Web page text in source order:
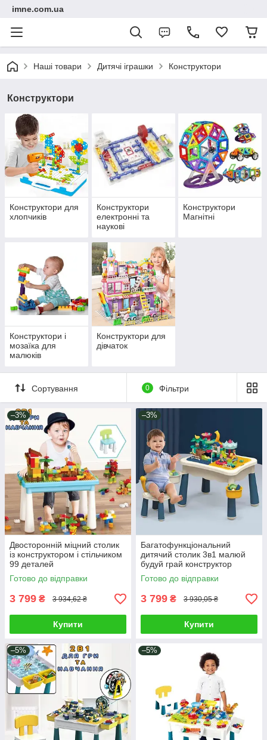
imne.com.ua
Наші товари Дитячі іграшки Конструктори
Конструктори
Конструктори для
хлопчиків
Конструктори
електронні та
наукові
Конструктори
Магнітні
Конструктори і
мозаїка для
малюків
Конструктори для
дівчаток
Сортування 0 Фільтри
–3%
Двосторонній міцний столик
із конструктором і стільчиком
99 деталей
Мультифункціональний
ігровий набір для ігор і
Готово до відправки
3 799 ₴ 3 934,62 ₴
Купити
–3%
Багатофункціональний
дитячий столик 3в1 малюй
будуй грай конструктор
Ігровий центр 209 елементів
дошка для малювання
Готово до відправки
3 799 ₴ 3 930,05 ₴
Купити
–5% –5%